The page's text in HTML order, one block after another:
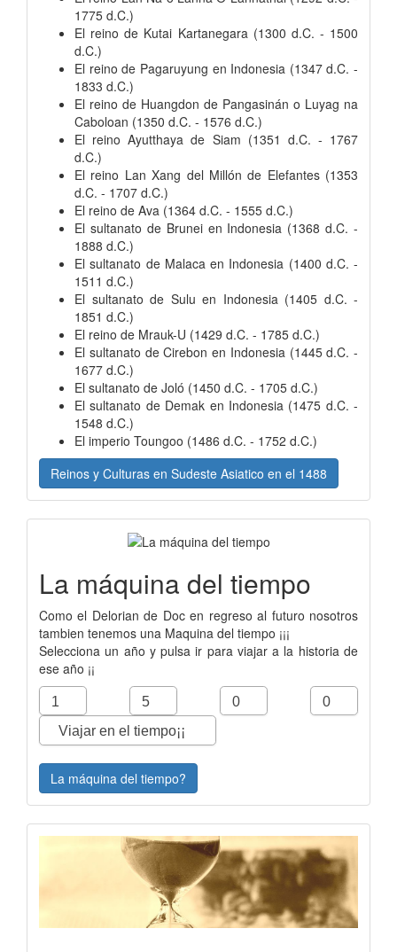
1775 d.C.)
El reino de Kutai Kartanegara (1300 d.C. - 1500
d.C.)
El reino de Pagaruyung en Indonesia (1347 d.C. -
1833 d.C.)
El reino de Huangdon de Pangasinán o Luyag na
Caboloan (1350 d.C. - 1576 d.C.)
El reino Ayutthaya de Siam (1351 d.C. - 1767
d.C.)
El reino Lan Xang del Millón de Elefantes (1353
d.C. - 1707 d.C.)
El reino de Ava (1364 d.C. - 1555 d.C.)
El sultanato de Brunei en Indonesia (1368 d.C. -
1888 d.C.)
El sultanato de Malaca en Indonesia (1400 d.C. -
1511 d.C.)
El sultanato de Sulu en Indonesia (1405 d.C. -
1851 d.C.)
El reino de Mrauk-U (1429 d.C. - 1785 d.C.)
El sultanato de Cirebon en Indonesia (1445 d.C. -
1677 d.C.)
El sultanato de Joló (1450 d.C. - 1705 d.C.)
El sultanato de Demak en Indonesia (1475 d.C. -
1548 d.C.)
El imperio Toungoo (1486 d.C. - 1752 d.C.)
Reinos y Culturas en Sudeste Asiatico en el 1488
La máquina del tiempo
Como el Delorian de Doc en regreso al futuro nosotros
tambien tenemos una Maquina del tiempo ¡¡¡
Selecciona un año y pulsa ir para viajar a la historia de
ese año ¡¡
La máquina del tiempo?